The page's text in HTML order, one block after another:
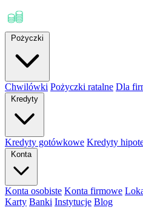
Pożyczki
Chwilówki Pożyczki ratalne Dla
Kredyty
Kredyty gotówkowe Kredyty
Konta
Konta osobiste Konta firmowe
Karty Banki Instytucje Blog